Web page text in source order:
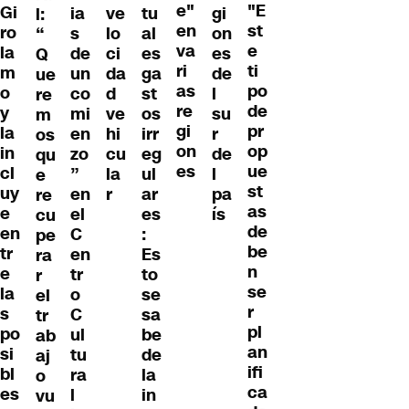
Gi
ro
la
m
o
y
la
in
cl
uy
e
en
tr
e
la
s
po
si
bl
es
l:
“
Q
ue
re
m
os
qu
e
re
cu
pe
ra
r
el
tr
ab
aj
o
vu
ia
s
de
un
co
mi
en
zo
”
en
el
C
en
tr
o
C
ul
tu
ra
l
ve
lo
ci
da
d
ve
hi
cu
la
r
tu
al
es
ga
st
os
irr
eg
ul
ar
es
:
Es
to
se
sa
be
de
la
in
e"
en
va
ri
as
re
gi
on
es
gi
on
es
de
l
su
r
de
l
pa
ís
"E
st
e
ti
po
de
pr
op
ue
st
as
de
be
n
se
r
pl
an
ifi
ca